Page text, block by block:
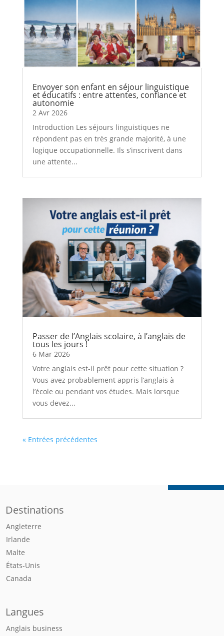
Envoyer son enfant en séjour linguistique
et éducatifs : entre attentes, confiance et
autonomie
2 Avr 2026
Introduction Les séjours linguistiques ne
répondent pas en très grande majorité, à une
logique occupationnelle. Ils s’inscrivent dans
une attente...
Passer de l’Anglais scolaire, à l’anglais de
tous les jours !
6 Mar 2026
Votre anglais est-il prêt pour cette situation ?
Vous avez probablement appris l’anglais à
l’école ou pendant vos études. Mais lorsque
vous devez...
« Entrées précédentes
Destinations
Angleterre
Irlande
Malte
États-Unis
Canada
Langues
Anglais business